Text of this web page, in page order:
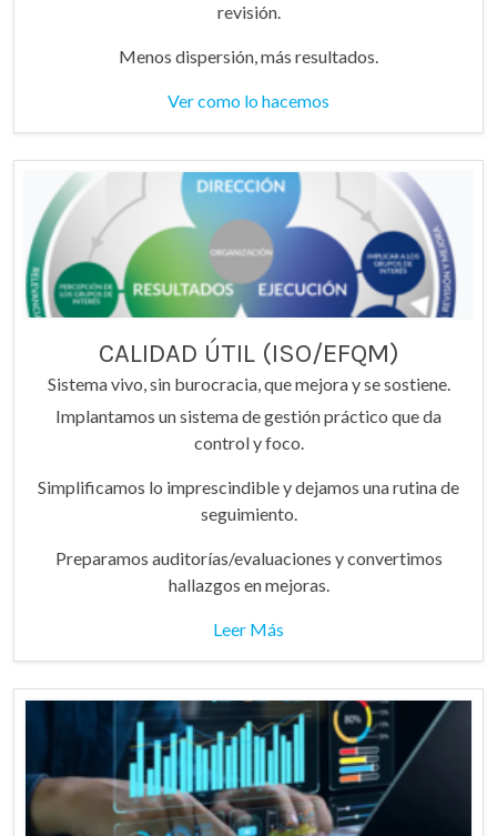
revisión.
Menos dispersión, más resultados.
Ver como lo hacemos
CALIDAD ÚTIL (ISO/EFQM)
Sistema vivo, sin burocracia, que mejora y se sostiene.
Implantamos un sistema de gestión práctico que da
control y foco.
Simplificamos lo imprescindible y dejamos una rutina de
seguimiento.
Preparamos auditorías/evaluaciones y convertimos
hallazgos en mejoras.
Leer Más